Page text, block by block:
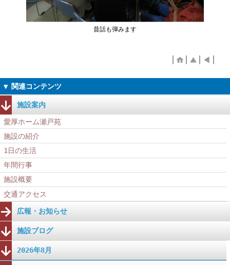
昔話も弾みます
施設案内
愛厚ホーム瀬戸苑
施設の紹介
1日の生活
年間行事
施設概要
交通アクセス
広報・お知らせ
施設ブログ
2026年8月